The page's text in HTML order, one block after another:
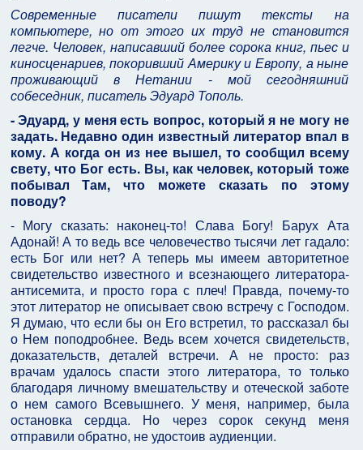
Современные писатели пишут тексты на
компьютере, но от этого их труд не становится
легче. Человек, написавший более сорока книг, пьес и
киносценариев, покоривший Америку и Европу, а ныне
проживающий в Нетании - мой сегодняшний
собеседник, писатель Эдуард Тополь.
- Эдуард, у меня есть вопрос, который я не могу не
задать. Недавно один известный литератор впал в
кому. А когда он из нее вышел, то сообщил всему
свету, что Бог есть. Вы, как человек, который тоже
побывал Там, что можете сказать по этому
поводу?
- Могу сказать: наконец-то! Слава Богу! Барух Ата
Адонай! А то ведь все человечество тысячи лет гадало:
есть Бог или нет? А теперь мы имеем авторитетное
свидетельство известного и всезнающего литератора-
антисемита, и просто гора с плеч! Правда, почему-то
этот литератор не описывает свою встречу с Господом.
Я думаю, что если бы он Его встретил, то рассказал бы
о Нем поподробнее. Ведь всем хочется свидетельств,
доказательств, деталей встречи. А не просто: раз
врачам удалось спасти этого литератора, то только
благодаря личному вмешательству и отеческой заботе
о нем самого Всевышнего. У меня, например, была
остановка сердца. Но через сорок секунд меня
отправили обратно, не удостоив аудиенции.